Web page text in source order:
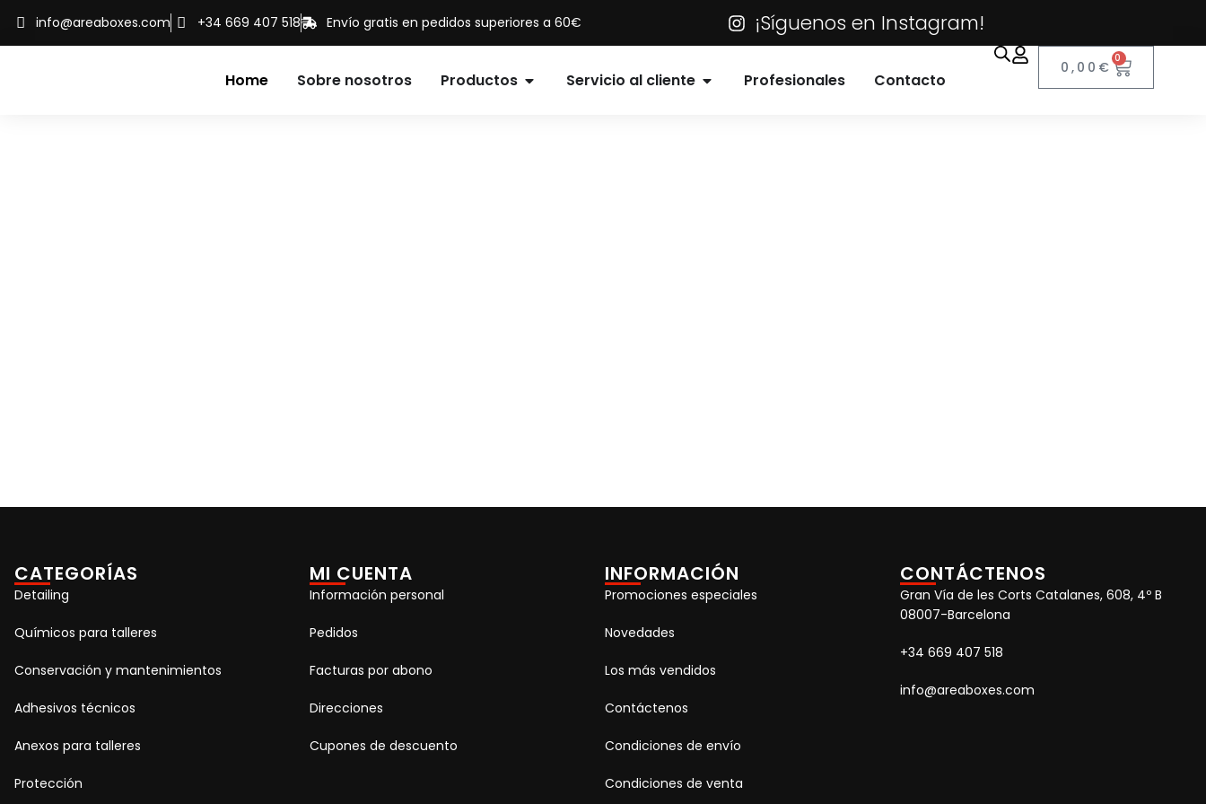
info@areaboxes.com +34 669 407 518 Envío gratis en pedidos superiores a 60€ ¡Síguenos en Instagram!
Home Sobre nosotros Productos Servicio al cliente Profesionales Contacto
0,00 €
0
CATEGORÍAS
Detailing
Químicos para talleres
Conservación y mantenimientos
Adhesivos técnicos
Anexos para talleres
Protección
MI CUENTA
Información personal
Pedidos
Facturas por abono
Direcciones
Cupones de descuento
INFORMACIÓN
Promociones especiales
Novedades
Los más vendidos
Contáctenos
Condiciones de envío
Condiciones de venta
CONTÁCTENOS
Gran Vía de les Corts Catalanes, 608, 4º B
08007-Barcelona
+34 669 407 518
info@areaboxes.com